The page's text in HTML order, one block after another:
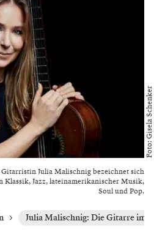
Gitarristin Julia Malischnig bezeichnet sich
Klassik, Jazz, lateinamerikanischer Musik,
Soul und Pop.
Foto: Gisela Schenker
Julia Malischnig: Die Gitarre im